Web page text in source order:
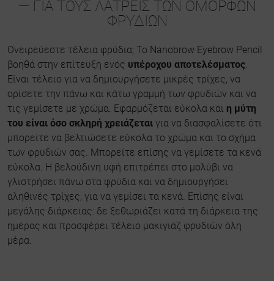
— ΓΙΑ ΤΟΥΣ ΛΆΤΡΕΙΣ ΤΩΝ ΌΜΟΡΦΩΝ
ΦΡΥΔΙΏΝ
Ονειρεύεστε τέλεια φρύδια; Το Nanobrow Eyebrow Pencil
βοηθά στην επίτευξη ενός υπέροχου αποτελέσματος.
Είναι τέλειο για να δημιουργήσετε μικρές τρίχες, να
ορίσετε την πάνω και κάτω γραμμή των φρυδιών και να
τις γεμίσετε με χρώμα. Εφαρμόζεται εύκολα και η μύτη
του είναι όσο σκληρή χρειάζεται για να διασφαλίσετε ότι
μπορείτε να βελτιώσετε εύκολα το χρώμα και το σχήμα
των φρυδιών σας. Μπορείτε επίσης να γεμίσετε τα κενά
εύκολα. Η βελούδινη υφή επιτρέπει στο μολύβι να
γλιστρήσει πάνω στα φρύδια και να δημιουργήσει
αληθινές τρίχες, για να γεμίσει τα κενά. Επίσης είναι
μεγάλης διάρκειας: δε ξεθωριάζει κατά τη διάρκεια της
ημέρας και προσφέρει τέλειο μακιγιάζ φρυδιών όλη
μέρα.